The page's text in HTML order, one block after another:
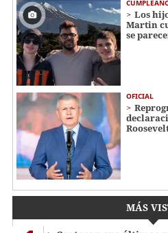
Los
Martin
se
OFICIAL
MÁS